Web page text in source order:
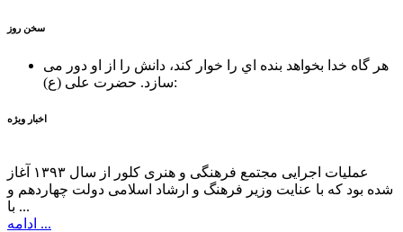
سخن روز
هر گاه خدا بخواهد بنده اي را خوار كند، دانش را از او دور می
سازد.حضرت علی (ع):
اخبار ویژه
عملیات اجرایی مجتمع فرهنگی و هنری کلور از سال ۱۳۹۳ آغاز
شده بود که با عنایت وزیر فرهنگ و ارشاد اسلامی دولت چهاردهم و
با ...
ادامه ...